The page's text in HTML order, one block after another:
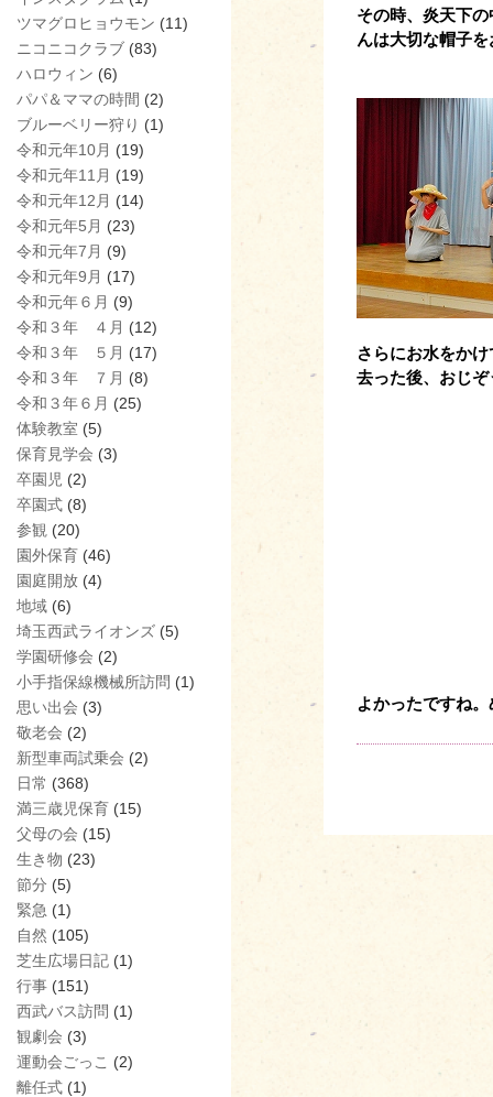
ツマグロヒョウモン (11)
ニコニコクラブ (83)
ハロウィン (6)
パパ＆ママの時間 (2)
ブルーベリー狩り (1)
令和元年10月 (19)
令和元年11月 (19)
令和元年12月 (14)
令和元年5月 (23)
令和元年7月 (9)
令和元年9月 (17)
令和元年６月 (9)
令和３年 ４月 (12)
令和３年 ５月 (17)
令和３年 ７月 (8)
令和３年６月 (25)
体験教室 (5)
保育見学会 (3)
卒園児 (2)
卒園式 (8)
参観 (20)
園外保育 (46)
園庭開放 (4)
地域 (6)
埼玉西武ライオンズ (5)
学園研修会 (2)
小手指保線機械所訪問 (1)
思い出会 (3)
敬老会 (2)
新型車両試乗会 (2)
日常 (368)
満三歳児保育 (15)
父母の会 (15)
生き物 (23)
節分 (5)
緊急 (1)
自然 (105)
芝生広場日記 (1)
行事 (151)
西武バス訪問 (1)
観劇会 (3)
運動会ごっこ (2)
離任式 (1)
その時、炎天下
んは大切な帽子
さらにお水をか
去った後、おじ
よかったですね